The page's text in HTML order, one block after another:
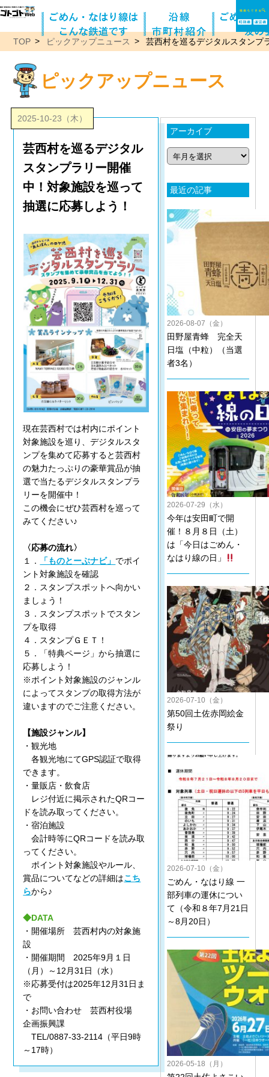
TOP ピックアップニュース 芸西村を巡るデジタルスタンプ
ピックアップニュース
2025-10-23（木）
芸西村を巡るデジタル
スタンプラリー開催
中！対象施設を巡って
抽選に応募しよう！
現在芸西村では村内にポイント
対象施設を巡り、デジタルスタ
ンプを集めて応募すると芸西村
の魅力たっぷりの豪華賞品が抽
選で当たるデジタルスタンプラ
リーを開催中！
この機会にぜひ芸西村を巡って
みてください♪
〈応募の流れ〉
１．
「ものとーぶナビ」 でポイ
ント対象施設を確認
２．スタンプスポットへ向かい
ましょう！
３．スタンプスポットでスタン
プを取得
４．スタンプＧＥＴ！
５．「特典ページ」から抽選に
応募しよう！
※ポイント対象施設のジャンル
によってスタンプの取得方法が
違いますのでご注意ください。
【施設ジャンル】
・観光地
各観光地にてGPS認証で取得
できます。
・量販店・飲食店
レジ付近に掲示されたQRコー
ドを読み取ってください。
・宿泊施設
会計時等にQRコードを読み取
ってください。
ポイント対象施設やルール、
賞品についてなどの詳細はこち
らから♪
◆DATA
・開催場所 芸西村内の対象施
設
・開催期間 2025年9月１日
（月）～12月31日（水）
※応募受付は2025年12月31日ま
で
・お問い合わせ 芸西村役場
企画振興課
TEL/0887-33-2114（平日9時
～17時）
アーカイブ
最近の記事
2026-08-07（金）
田野屋青蜂 完全天
日塩（中粒）（当選
者3名）
2026-07-29（水）
今年は安田町で開
催！８月８日（土）
は「今日はごめん・
なはり線の日」
2026-07-10（金）
第50回土佐赤岡絵金
祭り
2026-07-10（金）
ごめん・なはり線 一
部列車の運休につい
て（令和８年7月21日
～8月20日）
2026-05-18（月）